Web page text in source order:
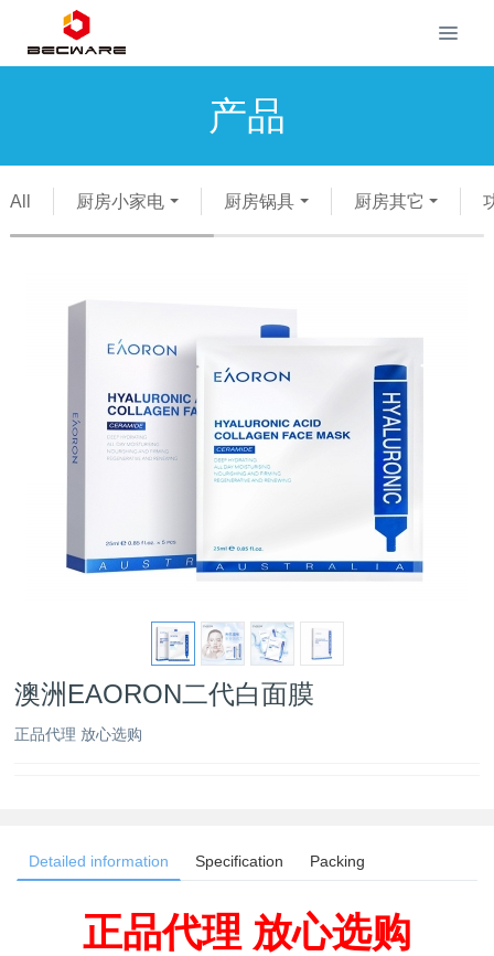
产品
All 厨房小家电 厨房锅具 厨房其它
澳洲EAORON二代白面膜
正品代理 放心选购
Detailed information Specification Packing
正品代理 放心选购